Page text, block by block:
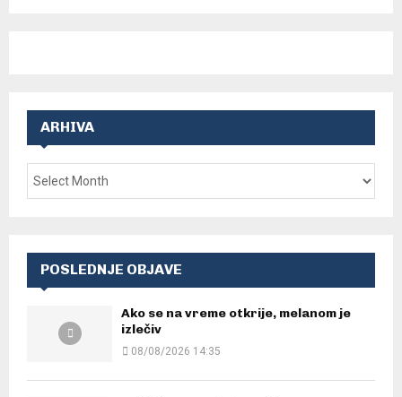
ARHIVA
POSLEDNJE OBJAVE
Ako se na vreme otkrije, melanom je
izlečiv
08/08/2026 14:35